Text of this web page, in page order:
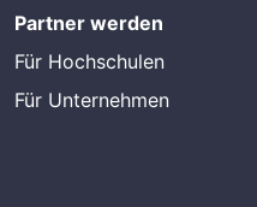
Partner werden
Für Hochschulen
Für Unternehmen